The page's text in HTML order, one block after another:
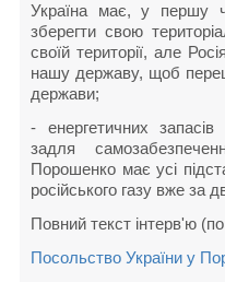
Україна має, у першу
зберегти свою
своїй території, але
нашу державу, щоб
держави;
- енергетичних
задля
Порошенко має усі
російського газу вже за
Повний текст інтерв'ю
Посольство України у